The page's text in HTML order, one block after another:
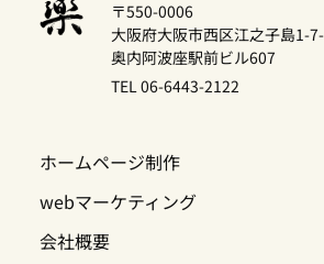
〒550-0006
大阪府大阪市西区江之子島1-
奥内阿波座駅前ビル607
TEL 06-6443-2122
ホームページ制作
webマーケティング
会社概要